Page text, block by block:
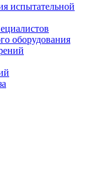
испытательной
оборудования